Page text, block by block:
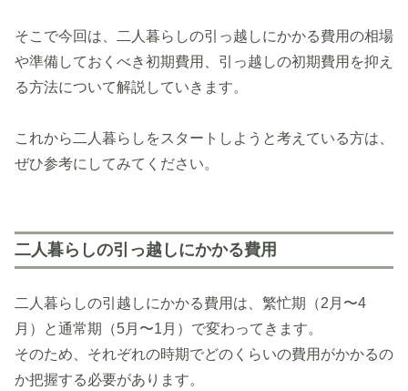
そこで今回は、二人暮らしの引っ越しにかかる費用の相場
や準備しておくべき初期費用、引っ越しの初期費用を抑え
る方法について解説していきます。
これから二人暮らしをスタートしようと考えている方は、
ぜひ参考にしてみてください。
二人暮らしの引っ越しにかかる費用
二人暮らしの引越しにかかる費用は、繁忙期（2月〜4
月）と通常期（5月〜1月）で変わってきます。
そのため、それぞれの時期でどのくらいの費用がかかるの
か把握する必要があります。